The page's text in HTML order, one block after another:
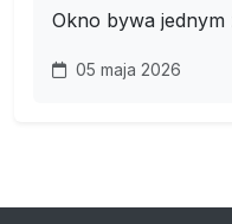
Okno bywa jednym
05 maja 2026